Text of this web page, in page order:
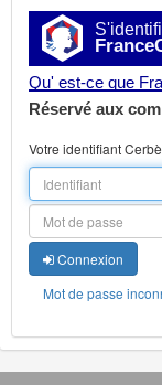
Qu' est-ce que
Réservé aux
Votre identifiant
Connexion
Mot de passe